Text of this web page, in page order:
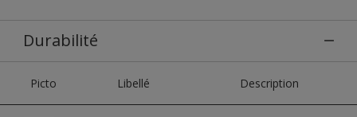
Durabilité
Picto Libellé Description